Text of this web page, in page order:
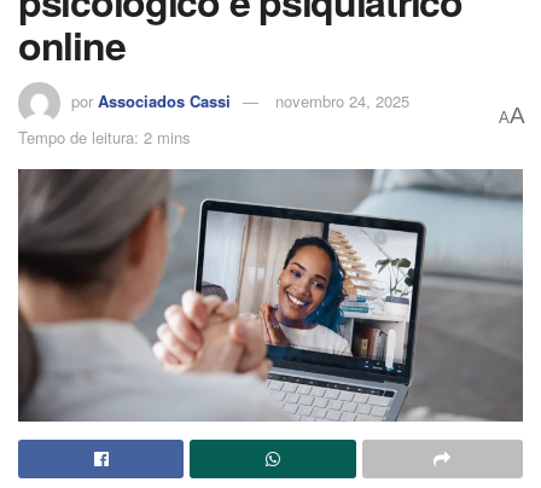
online
por Associados Cassi
novembro 24, 2025
Tempo de leitura: 2 mins
AA